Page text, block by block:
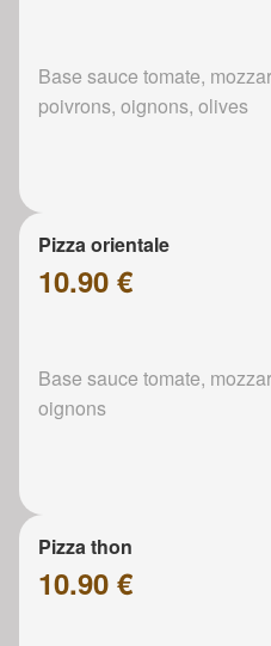
Base sauce tomate,
poivrons, oignons, olives
Pizza orientale
10.90 €
Base sauce tomate,
oignons
Pizza thon
10.90 €